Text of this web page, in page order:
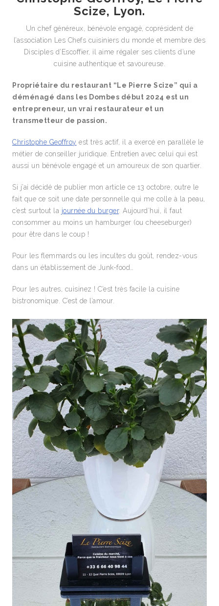
Scize, Lyon.
Un chef généreux, bénévole engagé, coprésident de
l’association Les Chefs cuisiniers du monde et membre des
Disciples d’Escoffier, il aime régaler ses clients d’une
cuisine authentique et savoureuse.
Propriétaire du restaurant “Le Pierre Scize” qui a
déménagé dans les Dombes début 2024 est un
entrepreneur, un vrai restaurateur et un
transmetteur de passion.
Christophe Geoffroy est très actif, il a exercé en parallèle le
métier de conseiller juridique. Entretien avec celui qui est
aussi un bénévole engagé et un amoureux de son quartier.
Si j’ai décidé de publier mon article ce 13 octobre, outre le
fait que ce soit une date personnelle qui me colle à la peau,
c’est surtout la journée du burger. Aujourd’hui, il faut
consommer au moins un hamburger (ou cheeseburger)
pour être dans le coup !
Pour les flemmards ou les incultes du goût, rendez-vous
dans un établissement de Junk-food…
Pour les autres, cuisinez ! C’est très facile la cuisine
bistronomique. C’est de l’amour.